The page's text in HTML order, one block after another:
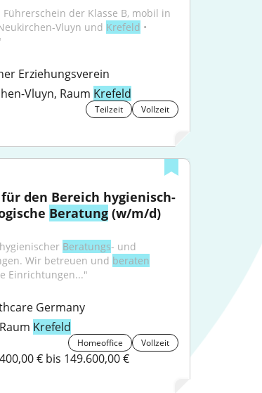
der Klasse B, mobil in
Vluyn und Krefeld •
Erziehungsverein
Vluyn, Raum Krefeld
Teilzeit Vollzeit
den Bereich hygienisch-
Beratung (w/m/d)
Beratungs- und
Wir betreuen und beraten
Einrichtungen..."
Germany
Krefeld
Homeoffice Vollzeit
€ bis 149.600,00 €